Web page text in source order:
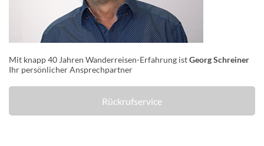
Mit knapp 40 Jahren Wanderreisen-Erfahrung istGeorg Schreiner
Ihr persönlicher Ansprechpartner
Rückrufservice